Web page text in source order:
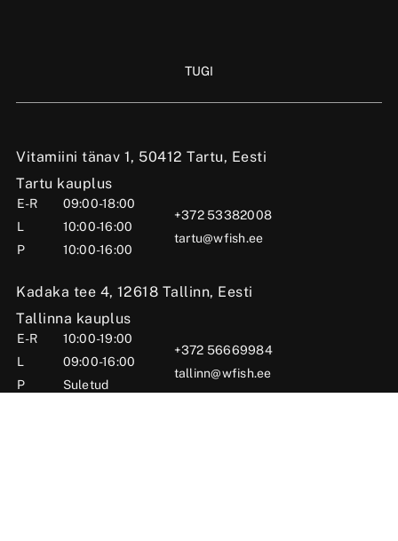
Vitamiini tänav 1, 50412 Tartu, Eesti
Tartu kauplus
E-R
09:00-18:00
L
10:00-16:00
P
10:00-16:00
+372 53382008
tartu@wfish.ee
Kadaka tee 4, 12618 Tallinn, Eesti
Tallinna kauplus
E-R
10:00-19:00
L
09:00-16:00
P
Suletud
+372 56669984
tallinn@wfish.ee
TUGI